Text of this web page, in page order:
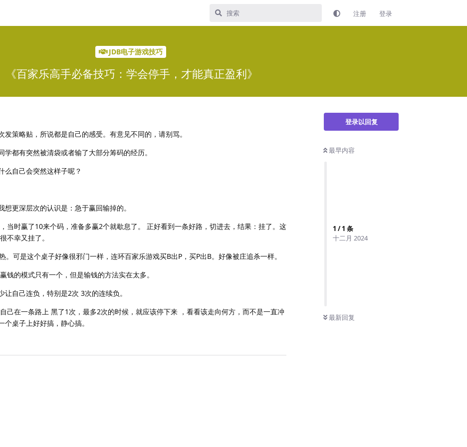
注册 登录
JDB电子游戏技巧
《百家乐高手必备技巧：学会停手，才能真正盈利》
登录以回复
最早内容
1 /1 条
十二月 2024
最新回复
策略贴，所说都是自己的感受。有意见不同的，请别骂。
都有突然被清袋或者输了大部分筹码的经历。
么自己会突然这样子呢？
更深层次的认识是：急于赢回输掉的。
当时赢了10来个码，准备多赢2个就歇息了。 正好看到一条好路，切进去，结果：挂了。这
不幸又挂了。
。可是这个桌子好像很邪门一样，连环百家乐游戏买B出P，买P出B。好像被庄追杀一样。
钱的模式只有一个，但是输钱的方法实在太多。
自己连负，特别是2次 3次的连续负。
己在一条路上 黑了1次，最多2次的时候，就应该停下来 ，看看该走向何方，而不是一直冲
桌子上好好搞，静心搞。